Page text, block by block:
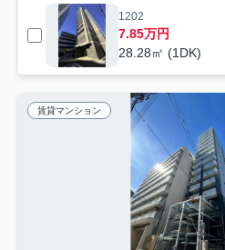
1202
7.85万円
28.28㎡ (1DK)
賃貸マンション